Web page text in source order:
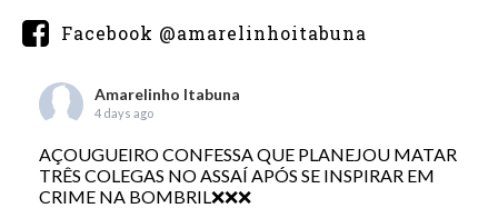
Facebook @amarelinhoitabuna
Amarelinho Itabuna
4 days ago
AÇOUGUEIRO CONFESSA QUE PLANEJOU MATAR
TRÊS COLEGAS NO ASSAÍ APÓS SE INSPIRAR EM
CRIME NA BOMBRIL❌❌❌